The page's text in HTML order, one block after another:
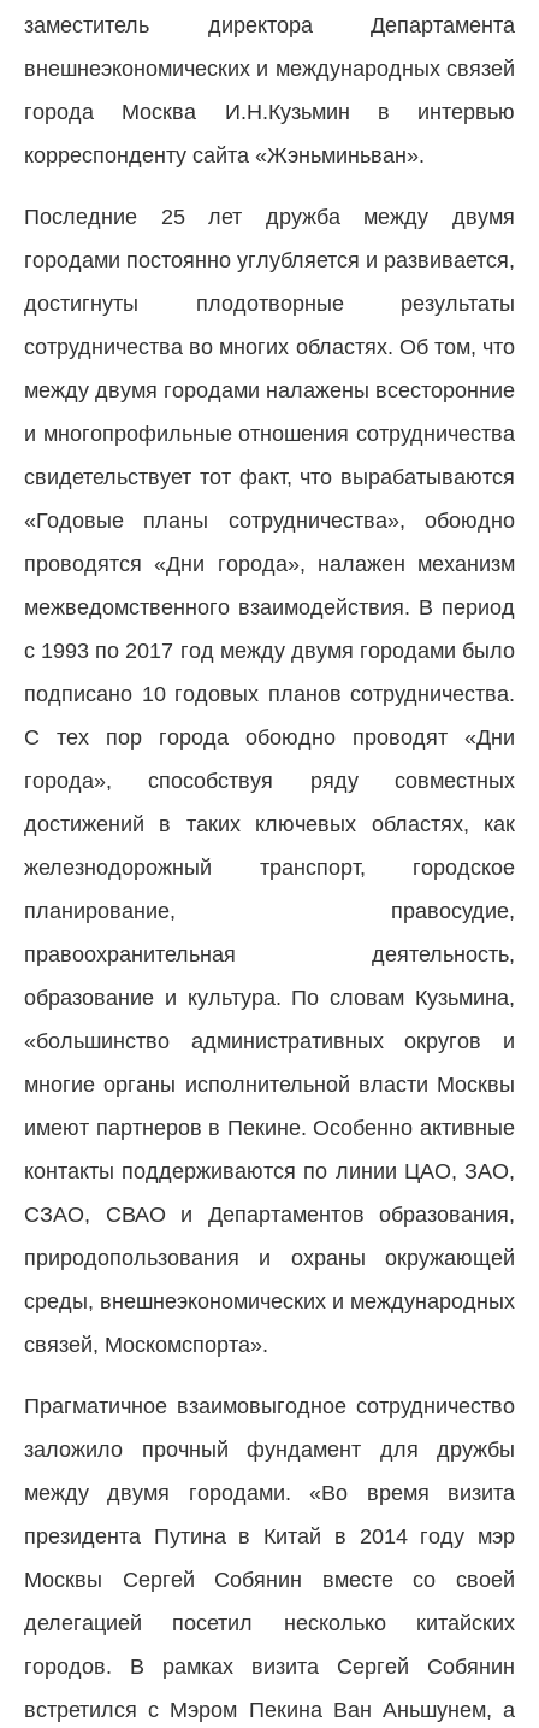
заместитель директора Департамента
внешнеэкономических и международных связей
города Москва И.Н.Кузьмин в интервью
корреспонденту сайта «Жэньминьван».
Последние 25 лет дружба между двумя
городами постоянно углубляется и развивается,
достигнуты плодотворные результаты
сотрудничества во многих областях. Об том, что
между двумя городами налажены всесторонние
и многопрофильные отношения сотрудничества
свидетельствует тот факт, что вырабатываются
«Годовые планы сотрудничества», обоюдно
проводятся «Дни города», налажен механизм
межведомственного взаимодействия. В период
с 1993 по 2017 год между двумя городами было
подписано 10 годовых планов сотрудничества.
С тех пор города обоюдно проводят «Дни
города», способствуя ряду совместных
достижений в таких ключевых областях, как
железнодорожный транспорт, городское
планирование, правосудие,
правоохранительная деятельность,
образование и культура. По словам Кузьмина,
«большинство административных округов и
многие органы исполнительной власти Москвы
имеют партнеров в Пекине. Особенно активные
контакты поддерживаются по линии ЦАО, ЗАО,
СЗАО, СВАО и Департаментов образования,
природопользования и охраны окружающей
среды, внешнеэкономических и международных
связей, Москомспорта».
Прагматичное взаимовыгодное сотрудничество
заложило прочный фундамент для дружбы
между двумя городами. «Во время визита
президента Путина в Китай в 2014 году мэр
Москвы Сергей Собянин вместе со своей
делегацией посетил несколько китайских
городов. В рамках визита Сергей Собянин
встретился с Мэром Пекина Ван Аньшунем, а